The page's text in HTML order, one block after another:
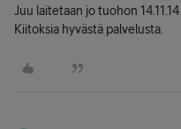
Juu laitetaan jo tuohon 14.11.14
Kiitoksia hyvästä palvelusta.